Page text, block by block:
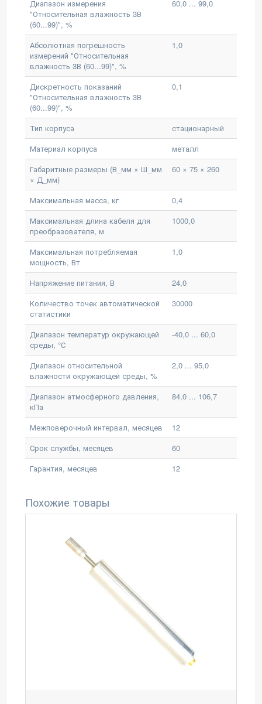
Диапазон измерения
"Относительная влажность 3В
(60...99)", %
60,0 ... 99,0
Абсолютная погрешность
измерений "Относительная
влажность 3В (60...99)", %
1,0
Дискретность показаний
"Относительная влажность 3В
(60...99)", %
0,1
Тип корпуса
стационарный
Материал корпуса
металл
Габаритные размеры (В_мм × Ш_мм
× Д_мм)
60 × 75 × 260
Максимальная масса, кг
0,4
Максимальная длина кабеля для
преобразователя, м
1000,0
Максимальная потребляемая
мощность, Вт
1,0
Напряжение питания, В
24,0
Количество точек автоматической
статистики
30000
Диапазон температур окружающей
среды, °С
-40,0 ... 60,0
Диапазон относительной
влажности окружающей среды, %
2,0 ... 95,0
Диапазон атмосферного давления,
кПа
84,0 ... 106,7
Межповерочный интервал, месяцев
12
Срок службы, месяцев
60
Гарантия, месяцев
12
Похожие товары